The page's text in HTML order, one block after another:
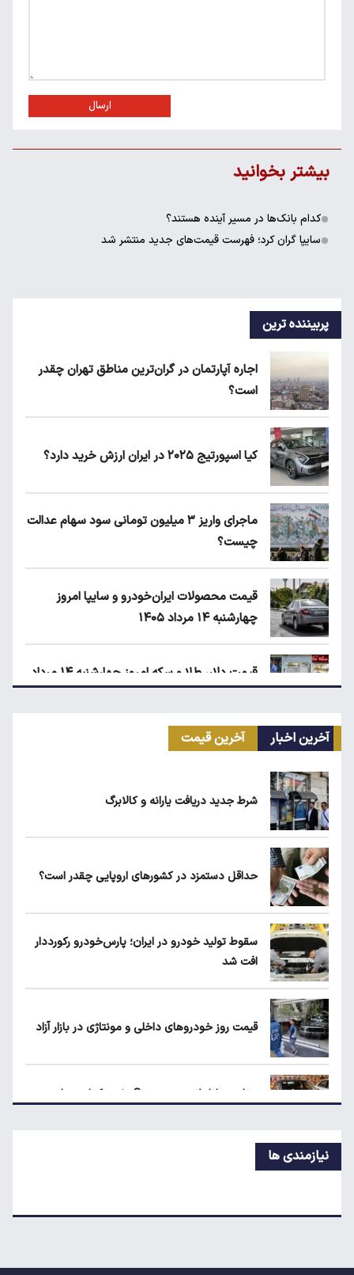
ارسال
بیشتر بخوانید
کدام بانک‌ها در مسیر آینده هستند؟
سایپا گران کرد؛ فهرست قیمت‌های جدید منتشر شد
پربیننده ترین
اجاره آپارتمان در گران‌ترین مناطق تهران چقدر
است؟
کیا اسپورتیج ۲۰۲۵ در ایران ارزش خرید دارد؟
ماجرای واریز ۳ میلیون تومانی سود سهام عدالت
چیست؟
قیمت محصولات ایران‌خودرو و سایپا امروز
چهارشنبه ۱۴ مرداد ۱۴۰۵
قیمت دلار، طلا و سکه امروز چهارشنبه ۱۴ مرداد
شرط جدید دریافت یارانه و کالابرگ
آخرین اخبار آخرین قیمت
شرط جدید دریافت یارانه و کالابرگ
حداقل دستمزد در کشورهای اروپایی چقدر است؟
سقوط تولید خودرو در ایران؛ پارس‌خودرو رکورددار
افت شد
قیمت روز خودروهای داخلی و مونتاژی در بازار آزاد
مقایسه رانا پلاس و سهند S؛ خرید کدام سدان
طلا، دلار یا بورس؛ بهترین سرمایه‌گذاری در سایه
نیازمندی ها